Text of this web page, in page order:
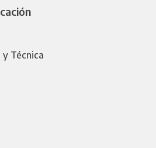
Técnica